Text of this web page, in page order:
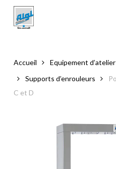
main
Accueil Equipement d’atelier
Supports d’enrouleurs
C et D